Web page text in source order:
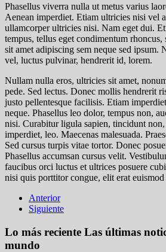
Phasellus viverra nulla ut metus varius
Aenean imperdiet. Etiam ultricies nisi vel
ullamcorper ultricies nisi. Nam eget dui.
tempus, tellus eget condimentum rhoncus,
sit amet adipiscing sem neque sed ipsum.
vel, luctus pulvinar, hendrerit id, lorem.
Nullam nulla eros, ultricies sit amet,
pede. Sed lectus. Donec mollis hendrerit
justo pellentesque facilisis. Etiam
neque. Phasellus leo dolor, tempus non,
nisi. Curabitur ligula sapien, tincidunt
imperdiet, leo. Maecenas malesuada.
Sed cursus turpis vitae tortor. Donec
Phasellus accumsan cursus velit.
faucibus orci luctus et ultrices posuere
nisi quis porttitor congue, elit erat
Anterior
Siguiente
Lo más reciente Las últimas
mundo